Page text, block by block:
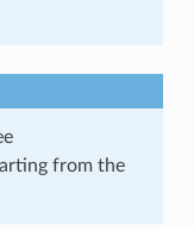
from the